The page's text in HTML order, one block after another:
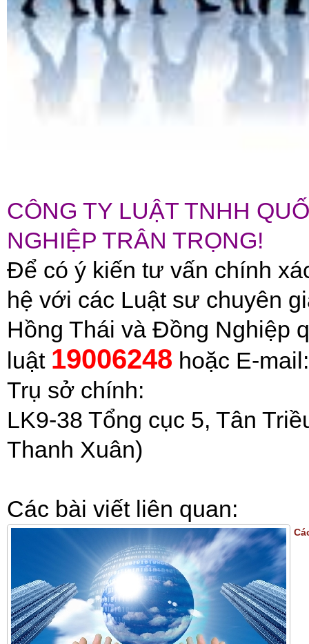
CÔNG TY LUẬT TNHH
NGHIỆP TRÂN TRỌNG!
Để có ý kiến tư vấn chính
hệ với các Luật sư chuyên
Hồng Thái và Đồng Nghiệp
luật 19006248 hoặc E-
Trụ sở chính:
LK9-38 Tổng cục 5, Tân
Thanh Xuân)
Các bài viết liên quan: